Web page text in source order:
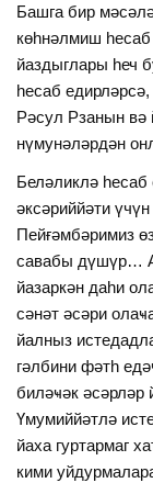
Башга бир
көһнәлмиш һесаб
йаздыглары һеч
һесаб
Рәсул Рзанын вә
нүмунәләрдән
Беләликлә һесаб
әксәриййәти
Пейғәмбәримиз
савабы дүшүр…
йазаркән даһи
сәнәт әсәри
йалныз
гәлбини фәтһ
биләҹәк әсәрләр
Үмумиййәтлә
йаха гуртармаг
кими